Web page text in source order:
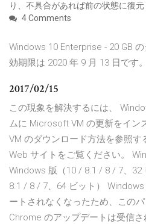
り、不具合があれば前の状態に復
4 Comments
Windows 10 Enterprise - 20 GB
効期限は 2020 年 9 月 13 日です。
2017/02/15
この現象を解決するには、
ムに Microsoft VM の更新をイン
VM のダウンロード方法を参照す
Web サイトをご覧ください。
Windows 版（10 / 8.1 / 8 / 7、32
8.1 / 8 / 7、64 ビット）
ートされなくなったため、この
Chrome のアップデートは受信